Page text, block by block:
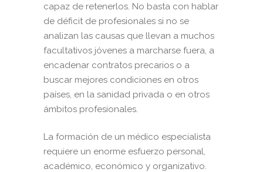
capaz de retenerlos. No basta con hablar
de déficit de profesionales si no se
analizan las causas que llevan a muchos
facultativos jóvenes a marcharse fuera, a
encadenar contratos precarios o a
buscar mejores condiciones en otros
países, en la sanidad privada o en otros
ámbitos profesionales.
La formación de un médico especialista
requiere un enorme esfuerzo personal,
académico, económico y organizativo.